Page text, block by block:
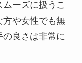
ーズに扱うこ
方や女性でも無
の良さは非常に